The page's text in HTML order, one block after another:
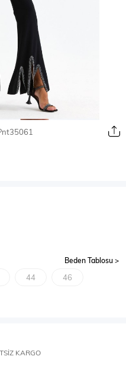
Yağmurluk
Beden Tablosu
44 46
KARGO